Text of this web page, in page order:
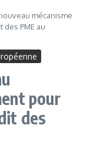
mécanisme
des PME au
pour
des